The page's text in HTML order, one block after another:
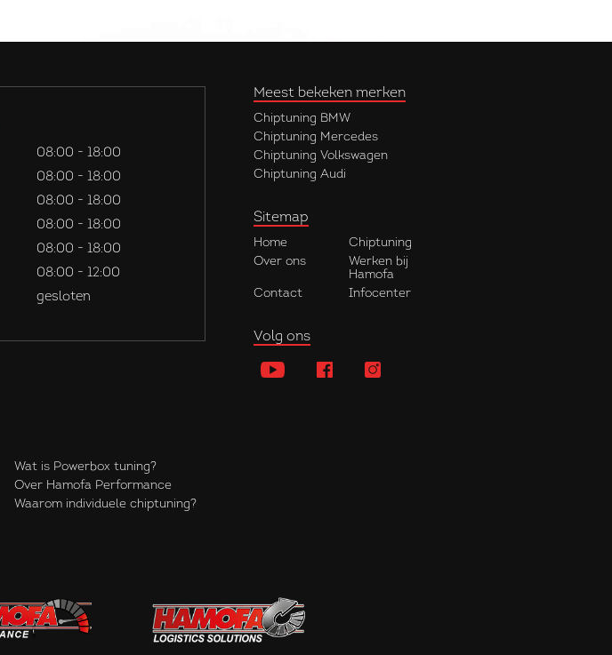
08:00 - 18:00
08:00 - 18:00
08:00 - 18:00
08:00 - 18:00
08:00 - 18:00
08:00 - 12:00
gesloten
Meest bekeken merken
Chiptuning BMW
Chiptuning Mercedes
Chiptuning Volkswagen
Chiptuning Audi
Sitemap
Home
Chiptuning
Over ons
Werken bij
Hamofa
Contact
Infocenter
Volg ons
Wat is Powerbox tuning?
Over Hamofa Performance
Waarom individuele chiptuning?